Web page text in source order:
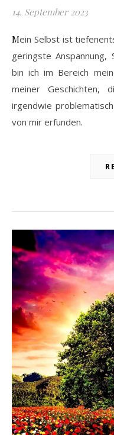
14. September 2023
Mein Selbst ist tiefenentspanntes pures Sein. Spüre ich die
geringste
bin ich im Bereich
meiner
irgendwie
von mir erfunden.